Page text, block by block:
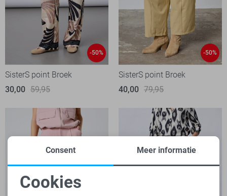
-50%
SisterS point Broek
30,00 59,95
-50%
SisterS point Broek
40,00 79,95
Noodzakelijke cookies
Consent Meer informatie
Cookies